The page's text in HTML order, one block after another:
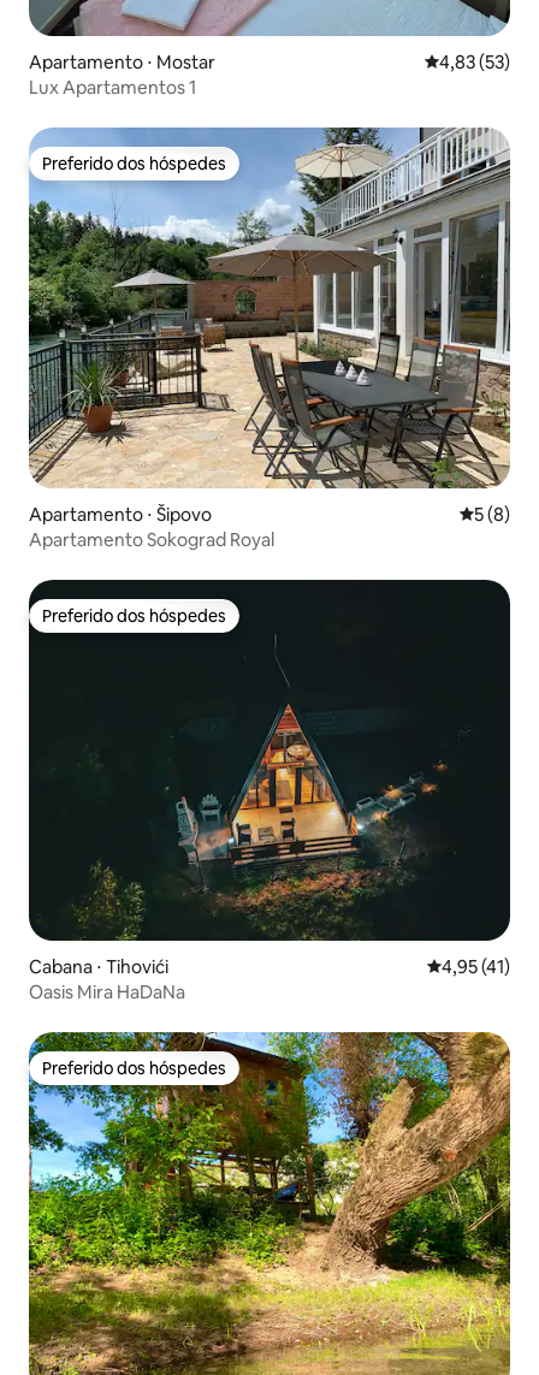
Apartamento ⋅ Mostar 4,83 de uma
4,83 (53)
Lux Apartamentos 1
Preferido dos hóspedes
Preferido dos hóspedes
Apartamento ⋅ Šipovo 5 de
5 (8)
Apartamento Sokograd Royal
Preferido dos hóspedes
Preferido dos hóspedes
Cabana ⋅ Tihovići 4,95 de uma
4,95 (41)
Oasis Mira HaDaNa
Preferido dos hóspedes
Preferido dos hóspedes